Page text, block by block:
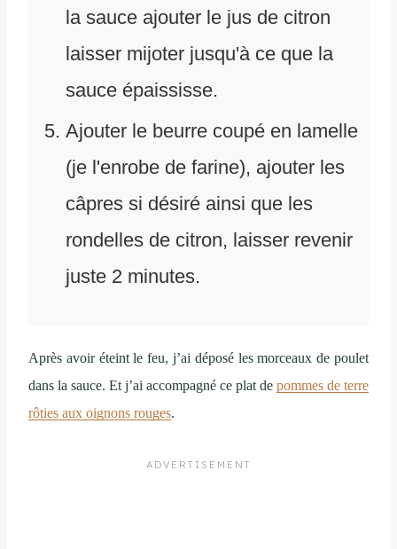
la sauce ajouter le jus de citron
laisser mijoter jusqu'à ce que la
sauce épaississe.
Ajouter le beurre coupé en lamelle
(je l'enrobe de farine), ajouter les
câpres si désiré ainsi que les
rondelles de citron, laisser revenir
juste 2 minutes.
Après avoir éteint le feu, j’ai déposé les morceaux de poulet
dans la sauce. Et j’ai accompagné ce plat de pommes de terre
rôties aux oignons rouges.